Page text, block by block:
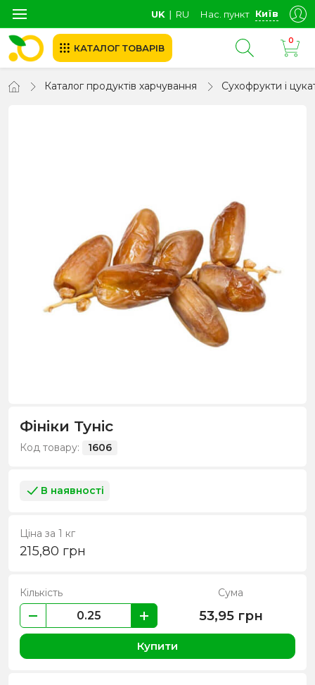
UK ∣ RU Нас. пункт Київ
КАТАЛОГ ТОВАРІВ
0
Каталог продуктів харчування Сухофрукти і
Фініки Туніс
Код товару: 1606
В наявності
Ціна за 1 кг
215,80 грн
Кількість Сума
53,95 грн
Купити